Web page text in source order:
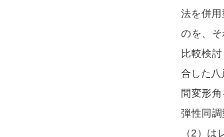
法を併
のを、
比較検
合した八
間変形
弾性同
（2）